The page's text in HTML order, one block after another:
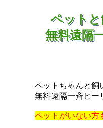
ペット
無料遠隔
ペットちゃんと飼
無料遠隔一斉ヒー
ペットがいない方